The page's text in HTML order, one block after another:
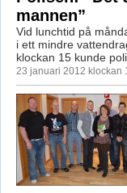
mannen”
Vid lunchtid på
i ett mindre
klockan 15 kunde
23 januari 2012 klockan